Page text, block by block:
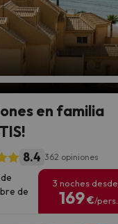
en familia
8.4 362 opiniones
de
3 noches desde
169€/pers.